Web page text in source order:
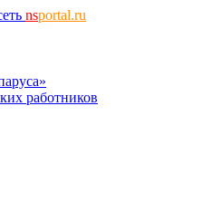
nsportal.ru
работников